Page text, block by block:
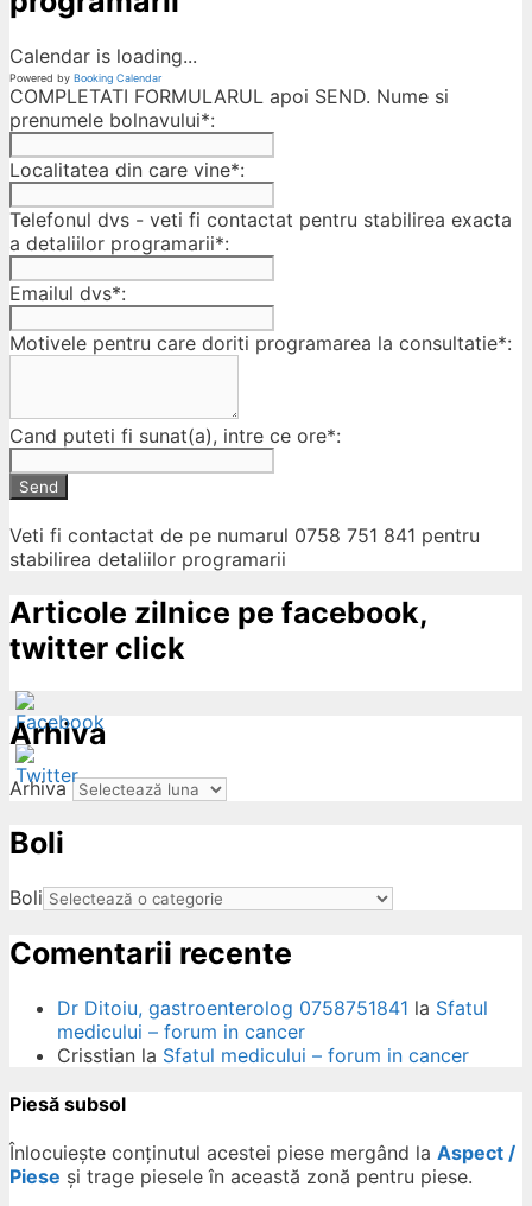
Calendar is loading...
Powered by Booking Calendar
COMPLETATI FORMULARUL apoi SEND. Nume si
prenumele bolnavului*:
Localitatea din care vine*:
Telefonul dvs - veti fi contactat pentru stabilirea exacta
a detaliilor programarii*:
Emailul dvs*:
Motivele pentru care doriti programarea la consultatie*:
Cand puteti fi sunat(a), intre ce ore*:
Send
Veti fi contactat de pe numarul 0758 751 841 pentru
stabilirea detaliilor programarii
Articole zilnice pe facebook,
twitter click
Arhiva
Arhiva
Boli
Boli
Comentarii recente
Dr Ditoiu, gastroenterolog 0758751841 la Sfatul
medicului – forum in cancer
Crisstian la Sfatul medicului – forum in cancer
Piesă subsol
Înlocuiește conținutul acestei piese mergând la Aspect /
Piese și trage piesele în această zonă pentru piese.